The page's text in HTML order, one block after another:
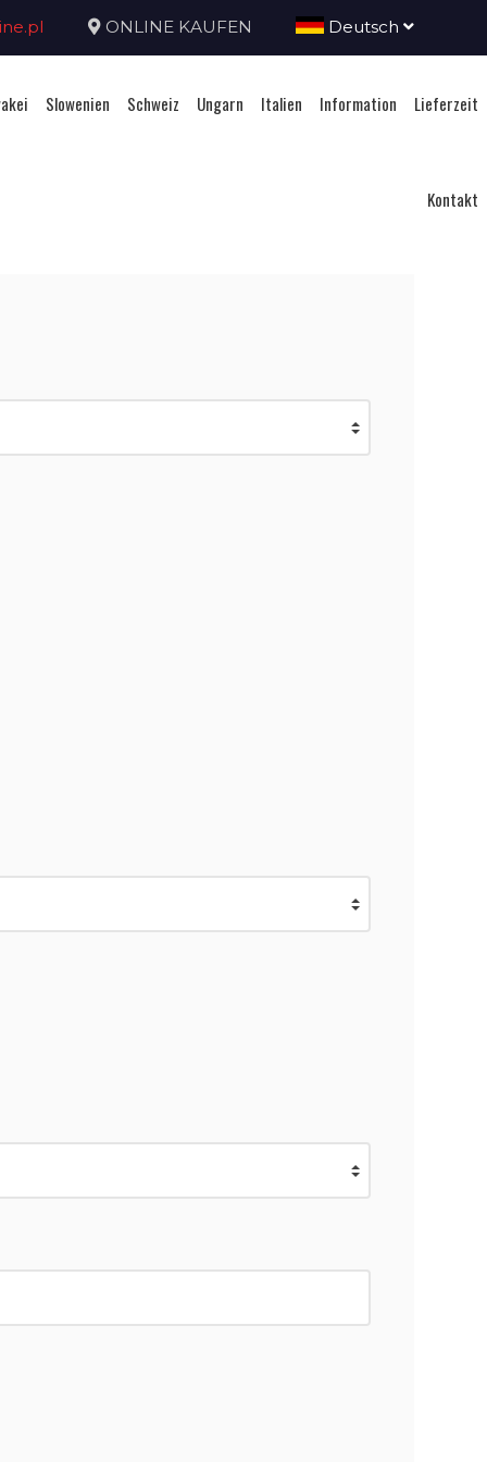
ONLINE KAUFEN Deutsch
Slowenien Schweiz Ungarn Italien Information Lieferzeit
Kontakt